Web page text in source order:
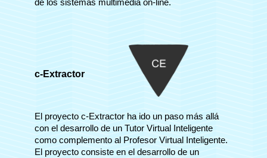
de los sistemas multimedia on-line.
c-Extractor
El proyecto c-Extractor ha ido un paso más allá
con el desarrollo de un Tutor Virtual Inteligente
como complemento al Profesor Virtual Inteligente.
El proyecto consiste en el desarrollo de un